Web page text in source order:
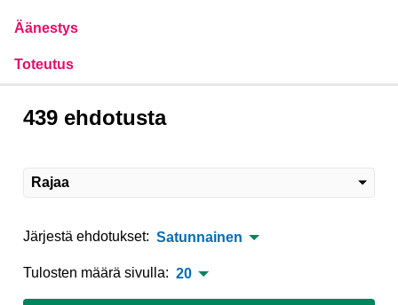
Äänestys
Toteutus
439 ehdotusta
Rajaa
Järjestä ehdotukset: Satunnainen
Tulosten määrä sivulla: 20